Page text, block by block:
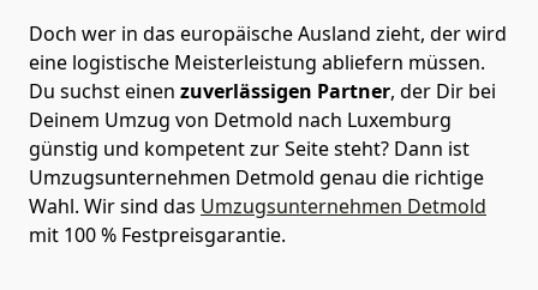
Doch wer in das europäische Ausland zieht, der wird
eine logistische Meisterleistung abliefern müssen.
Du suchst einen zuverlässigen Partner, der Dir bei
Deinem Umzug von Detmold nach Luxemburg
günstig und kompetent zur Seite steht? Dann ist
Umzugsunternehmen Detmold genau die richtige
Wahl. Wir sind das Umzugsunternehmen Detmold
mit 100 % Festpreisgarantie.